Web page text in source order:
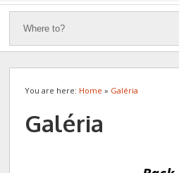
You are here: Home » Galéria
Galéria